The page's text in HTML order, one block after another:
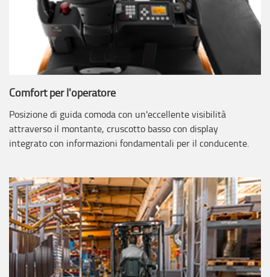
Comfort per l'operatore
Posizione di guida comoda con un'eccellente visibilità
attraverso il montante, cruscotto basso con display
integrato con informazioni fondamentali per il conducente.